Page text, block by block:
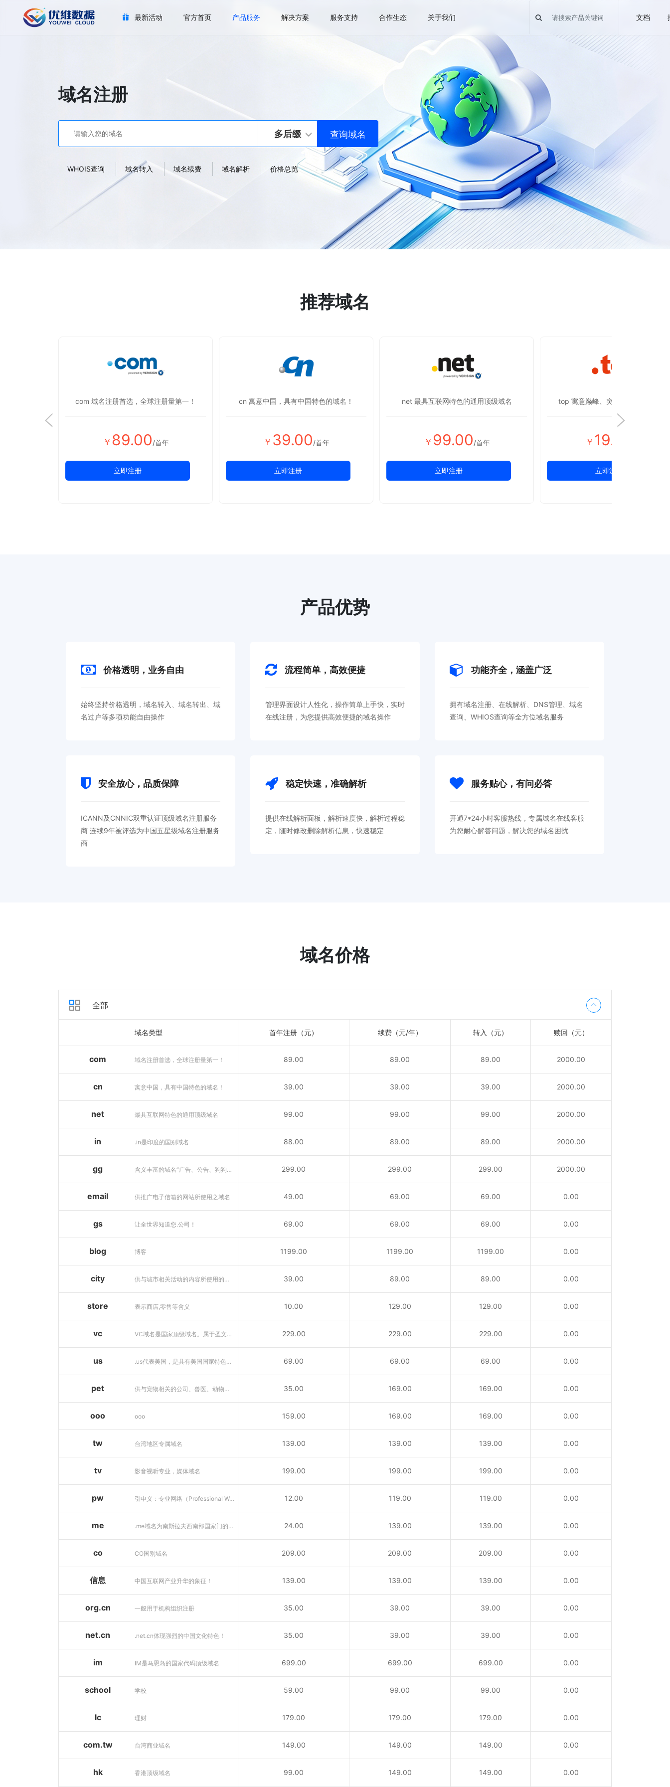
最新活动 官方首页 产品服务 解决方案 服务支持 合作生态 关于我们 文档
域名注册
多后缀
WHOIS查询 域名转入 域名续费 域名解析 价格总览
推荐域名
com 域名注册首选，全球注册量第一！
￥ 89.00/首年
立即注册
cn 寓意中国，具有中国特色的域名！
￥ 39.00/首年
立即注册
net 最具互联网特色的通用顶级域名
￥ 99.00/首年
立即注册
top 寓意巅峰、突破，彰显蒸蒸日
￥ 19.00
立即注册
产品优势
价格透明，业务自由
始终坚持价格透明，域名转入、域名转出、域
名过户等多项功能自由操作
流程简单，高效便捷
管理界面设计人性化，操作简单上手快，实时
在线注册，为您提供高效便捷的域名操作
功能齐全，涵盖广泛
拥有域名注册、在线解析、DNS管理、域名
查询、WHIOS查询等全方位域名服务
安全放心，品质保障
ICANN及CNNIC双重认证顶级域名注册服务
商 连续9年被评选为中国五星级域名注册服务
商
稳定快速，准确解析
提供在线解析面板，解析速度快，解析过程稳
定，随时修改删除解析信息，快速稳定
服务贴心，有问必答
开通7*24小时客服热线，专属域名在线客服
为您耐心解答问题，解决您的域名困扰
域名价格
全部
域名类型 首年注册（元） 续费（元/年） 转入（元） 赎回（元）
com 域名注册首选，全球注册量第一！ 89.00 89.00 89.00 2000.00
cn 寓意中国，具有中国特色的域名！ 39.00 39.00 39.00 2000.00
net 最具互联网特色的通用顶级域名 99.00 99.00 99.00 2000.00
in .in是印度的国别域名 88.00 89.00 89.00 2000.00
gg 含义丰富的域名“广告、公告、狗狗……”互联网行业首选后缀！ 299.00 299.00 299.00 2000.00
email 供推广电子信箱的网站所使用之域名 49.00 69.00 69.00 0.00
gs 让全世界知道您.公司！ 69.00 69.00 69.00 0.00
blog 博客 1199.00 1199.00 1199.00 0.00
city 供与城市相关活动的内容所使用的域名 39.00 89.00 89.00 0.00
store 表示商店,零售等含义 10.00 129.00 129.00 0.00
vc VC域名是国家顶级域名。属于圣文森特和格林纳丁斯国家顶级域名（ccTLD）后缀。 229.00 229.00 229.00 0.00
us .us代表美国，是具有美国国家特色的国别域名，适合在美公司注册。 69.00 69.00 69.00 0.00
pet 供与宠物相关的公司、兽医、动物救援及宠物爱好者所使用之域名 35.00 169.00 169.00 0.00
ooo ooo 159.00 169.00 169.00 0.00
tw 台湾地区专属域名 139.00 139.00 139.00 0.00
tv 影音视听专业，媒体域名 199.00 199.00 199.00 0.00
pw 引申义：专业网络（Professional Web）或个人网站 12.00 119.00 119.00 0.00
me .me域名为南斯拉夫西南部国家门的内哥罗的国家顶级域名 24.00 139.00 139.00 0.00
co CO国别域名 209.00 209.00 209.00 0.00
信息 中国互联网产业升华的象征！ 139.00 139.00 139.00 0.00
org.cn 一般用于机构组织注册 35.00 39.00 39.00 0.00
net.cn .net.cn体现强烈的中国文化特色！ 35.00 39.00 39.00 0.00
im IM是马恩岛的国家代码顶级域名 699.00 699.00 699.00 0.00
school 学校 59.00 99.00 99.00 0.00
lc 理财 179.00 179.00 179.00 0.00
com.tw 台湾商业域名 149.00 149.00 149.00 0.00
hk 香港顶级域名 99.00 149.00 149.00 0.00